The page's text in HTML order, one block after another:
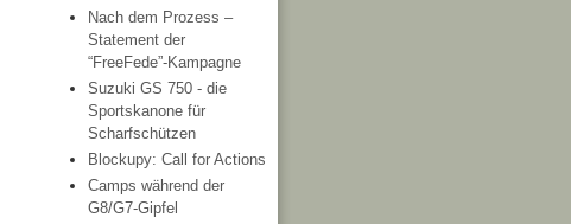
Nach dem Prozess –
Statement der
“FreeFede”-Kampagne
Suzuki GS 750 - die
Sportskanone für
Scharfschützen
Blockupy: Call for Actions
Camps während der
G8/G7-Gipfel